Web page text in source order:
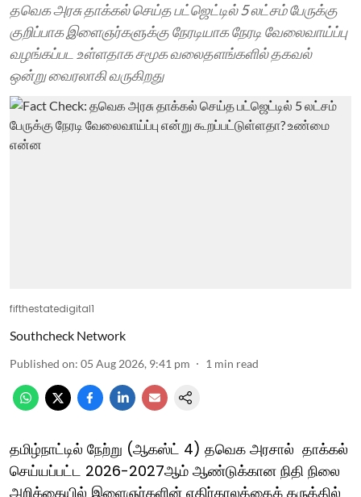
தவெக அரசு தாக்கல் செய்த பட்ஜெட்டில் 5 லட்சம் பேருக்கு
குறிப்பாக இளைஞர்களுக்கு நேரடியாக நேரடி வேலைவாய்ப்பு
வழங்கப்பட உள்ளதாக சமூக வலைதளங்களில் தகவல்
ஒன்று வைரலாகி வருகிறது
fifthestatedigital1
Southcheck Network
Published on: 05 Aug 2026, 9:41 pm 1 min read
தமிழ்நாட்டில் நேற்று (ஆகஸ்ட் 4) தவெக அரசால் தாக்கல்
செய்யப்பட்ட 2026-2027ஆம் ஆண்டுக்கான நிதி நிலை
அறிக்கையில் இளைஞர்களின் எதிர்காலத்தைக் கருத்தில்